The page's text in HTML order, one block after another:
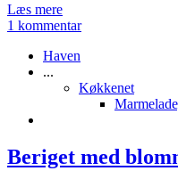
Læs mere
1 kommentar
Haven
...
Køkkenet
Beriget med